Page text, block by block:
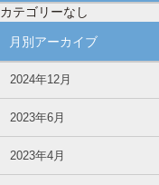
カテゴリーなし
月別アーカイブ
2024年12月
2023年6月
2023年4月